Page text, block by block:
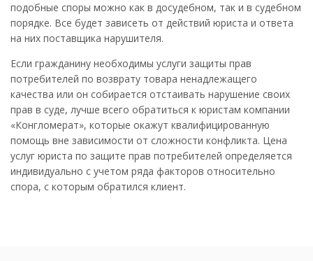
подобные споры можно как в досудебном, так и в судебном
порядке. Все будет зависеть от действий юриста и ответа
на них поставщика нарушителя.
Если гражданину необходимы услуги защиты прав
потребителей по возврату товара ненадлежащего
качества или он собирается отстаивать нарушение своих
прав в суде, лучше всего обратиться к юристам компании
«Конгломерат», которые окажут квалифицированную
помощь вне зависимости от сложности конфликта. Цена
услуг юриста по защите прав потребителей определяется
индивидуально с учетом ряда факторов относительно
спора, с которым обратился клиент.